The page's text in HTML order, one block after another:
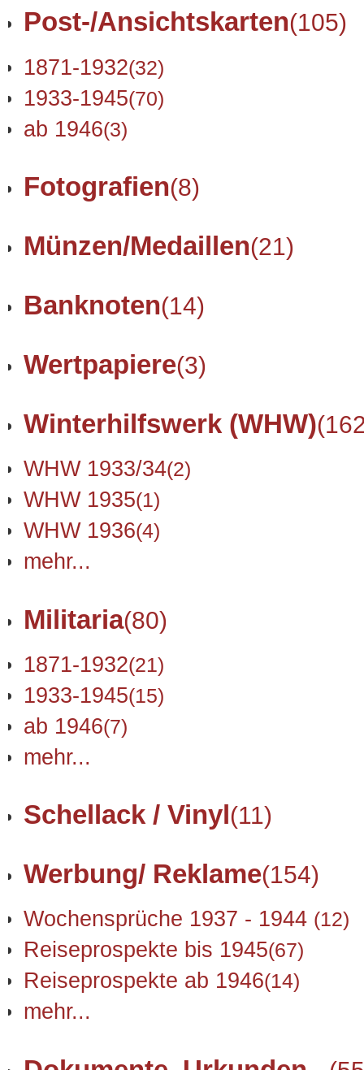
Post-/Ansichtskarten(105)
1871-1932(32)
1933-1945(70)
ab 1946(3)
Fotografien(8)
Münzen/Medaillen(21)
Banknoten(14)
Wertpapiere(3)
Winterhilfswerk (WHW)
WHW 1933/34(2)
WHW 1935(1)
WHW 1936(4)
mehr...
Militaria(80)
1871-1932(21)
1933-1945(15)
ab 1946(7)
mehr...
Schellack / Vinyl(11)
Werbung/ Reklame(154)
Wochensprüche 1937 - 1944 (12)
Reiseprospekte bis 1945(67)
Reiseprospekte ab 1946(14)
mehr...